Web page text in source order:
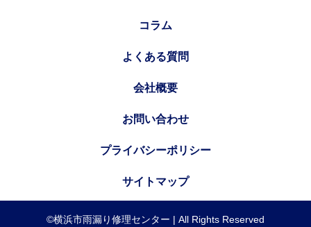
コラム
よくある質問
会社概要
お問い合わせ
プライバシーポリシー
サイトマップ
©横浜市雨漏り修理センター | All Rights Reserved